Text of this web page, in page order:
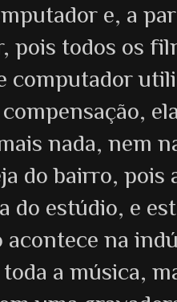
e, a
pois todos os
computador
nada, nem
do bairro, pois
do estúdio, e
acontece na
a música,